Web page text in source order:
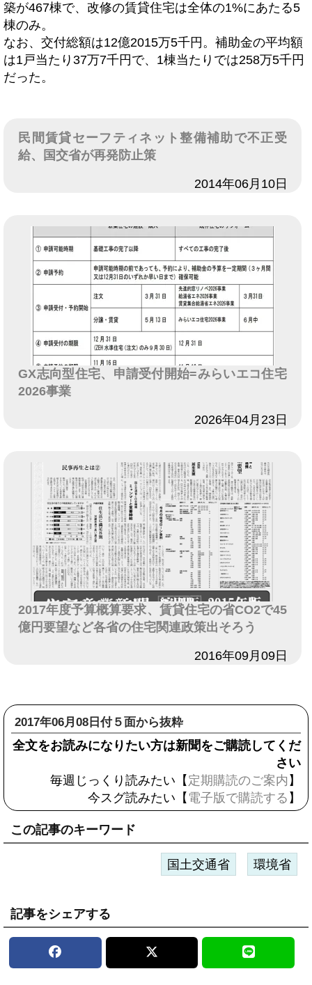
築が467棟で、改修の賃貸住宅は全体の1%にあたる5
棟のみ。
なお、交付総額は12億2015万5千円。補助金の平均額
は1戸当たり37万7千円で、1棟当たりでは258万5千円
だった。
民間賃貸セーフティネット整備補助で不正受
給、国交省が再発防止策
2014年06月10日
GX志向型住宅、申請受付開始=みらいエコ住宅
2026事業
2026年04月23日
2017年度予算概算要求、賃貸住宅の省CO2で45
億円要望など各省の住宅関連政策出そろう
2016年09月09日
2017年06月08日付５面から抜粋
全文をお読みになりたい方は新聞をご購読してくだ
さい
毎週じっくり読みたい【 定期購読のご案内 】
今スグ読みたい【 電子版で購読する 】
この記事のキーワード
国土交通省 環境省
記事をシェアする